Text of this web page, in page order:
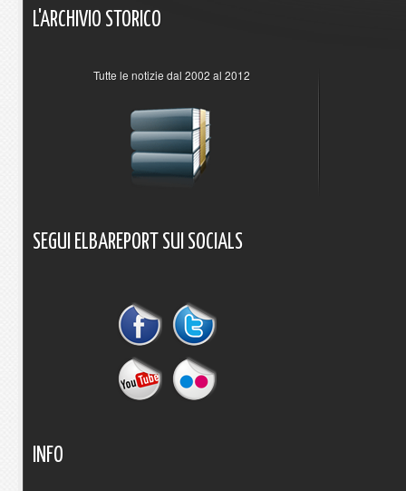
L'ARCHIVIO STORICO
Tutte le notizie dal 2002 al 2012
SEGUI ELBAREPORT SUI SOCIALS
INFO